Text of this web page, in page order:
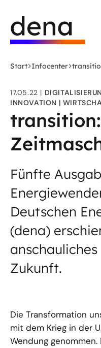
Hauptinhalt
springen
Deutsche
Energie-
Agentur
-
Startseite
Start Infocenter
17.05.22
INNOVATION
Fünfte
Deutschen
(dena)
Zukunft.
Die Transformation
mit dem Krieg in der
Wendung